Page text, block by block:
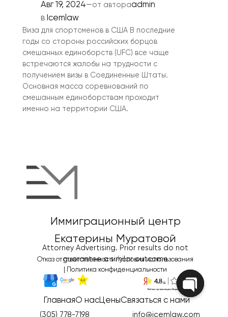
Авг 19, 2024—от автораadmin
в Icemlaw
Виза для спортсменов в США В последние
годы со стороны российских борцов
смешанных единоборств (UFC) все чаще
встречаются жалобы на трудности с
получением визы в Соединенные Штаты.
Основная масса соревнований по
смешанным единоборствам проходит
именно на территории США.
Иммиграционный центр
Екатерины Муратовой
Attorney Advertising. Prior results do not
guarantee a similar outcome
Отказ от ответственности/условия использования
Политика конфиденциальности
ГлавнаяО насЦеныСвязаться с нами
(305) 778-7198 info@icemlaw.com
Open